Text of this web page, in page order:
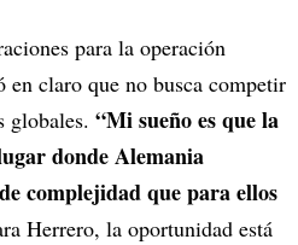
para la operación
claro que no busca competir
globales. “Mi sueño es que la
donde Alemania
complejidad que para ellos
Herrero, la oportunidad está